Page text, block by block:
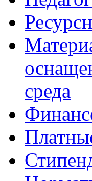
среда